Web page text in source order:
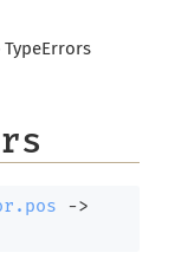
TypeErrors
->